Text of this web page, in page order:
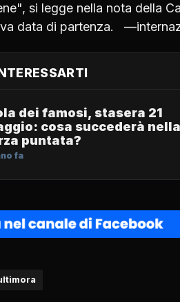
si legge nella nota della
data di partenza.
dei famosi, stasera 21
cosa succederà nella
puntata?
fa